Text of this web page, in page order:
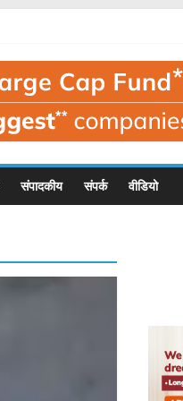
संपादकीय संपर्क वीडियो